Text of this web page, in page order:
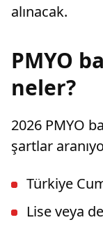
alınacak.
PMYO
neler?
2026 PMYO
şartlar
Türkiye
Lise veya